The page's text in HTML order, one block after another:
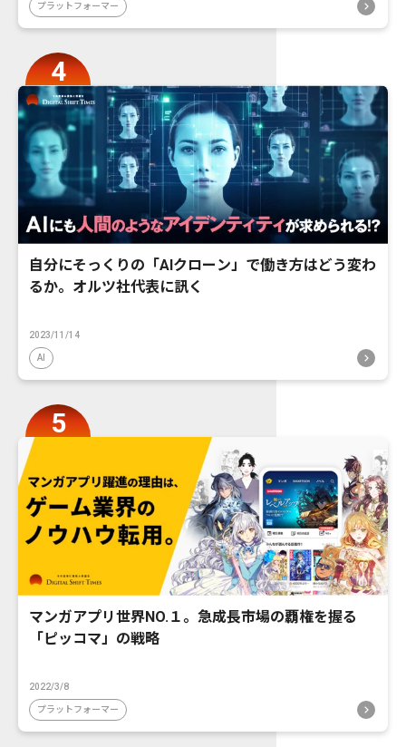
プラットフォーマー
自分にそっくりの「AIクローン」で働き方はどう変わ
るか。オルツ社代表に訊く
2023/11/14
AI
マンガアプリ世界NO.１。急成長市場の覇権を握る
「ピッコマ」の戦略
2022/3/8
プラットフォーマー